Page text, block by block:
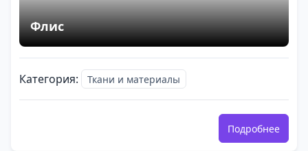
Флис
Категория: Ткани и материалы
Подробнее